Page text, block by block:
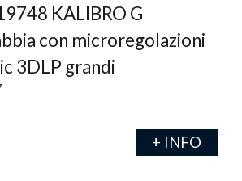
KALIBRO G
con microregolazioni
3DLP grandi
+ INFO